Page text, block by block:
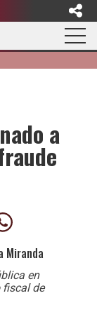
a
Miranda
en
fiscal de